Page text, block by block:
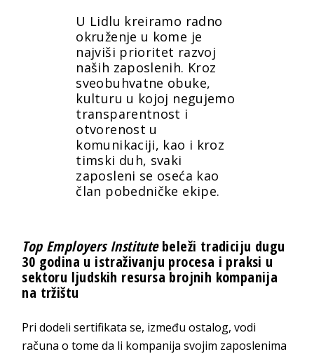
U Lidlu kreiramo radno
okruženje u kome je
najviši prioritet razvoj
naših zaposlenih. Kroz
sveobuhvatne obuke,
kulturu u kojoj negujemo
transparentnost i
otvorenost u
komunikaciji, kao i kroz
timski duh, svaki
zaposleni se oseća kao
član pobedničke ekipe.
Top Employers Institutebeleži tradiciju dugu
30 godina u istraživanju procesa i praksi u
sektoru ljudskih resursa brojnih kompanija
na tržištu
Pri dodeli sertifikata se, između ostalog, vodi
računa o tome da li kompanija svojim zaposlenima